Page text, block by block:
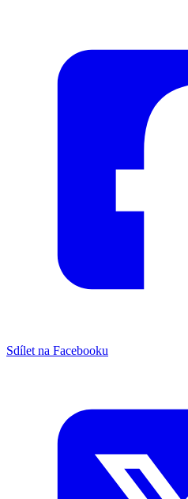
Sdílet na Facebooku